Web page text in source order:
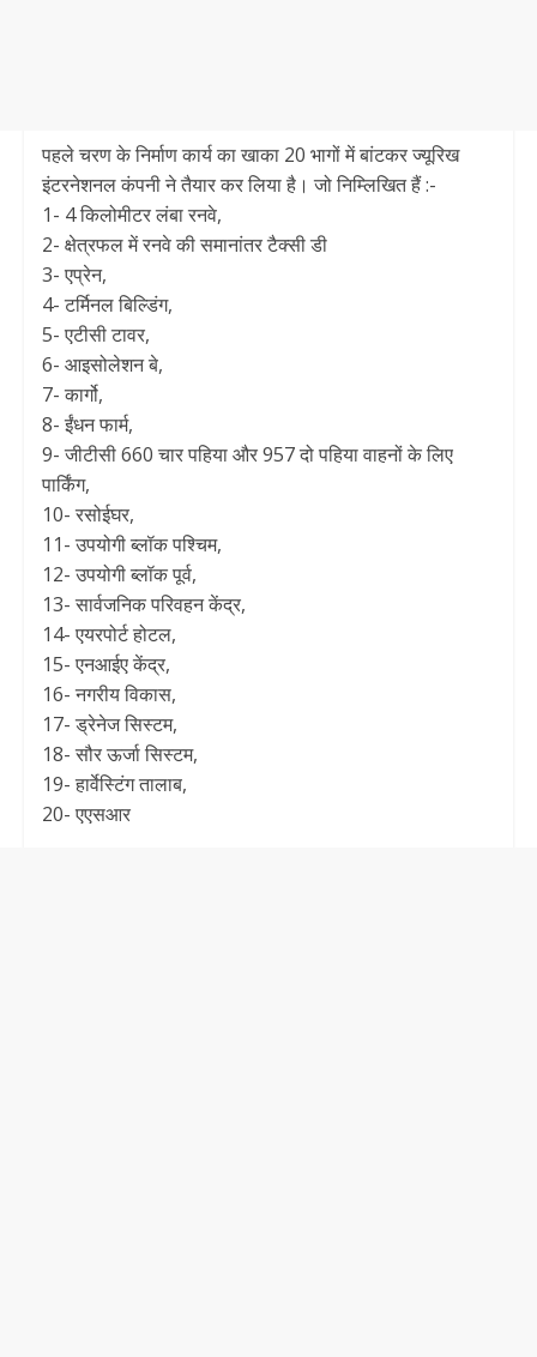
पहले चरण के निर्माण कार्य का खाका 20 भागों में बांटकर ज्यूरिख
इंटरनेशनल कंपनी ने तैयार कर लिया है। जो निम्लिखित हैं :-
1- 4 किलोमीटर लंबा रनवे,
2- क्षेत्रफल में रनवे की समानांतर टैक्सी डी
3- एप्रेन,
4- टर्मिनल बिल्डिंग,
5- एटीसी टावर,
6- आइसोलेशन बे,
7- कार्गो,
8- ईंधन फार्म,
9- जीटीसी 660 चार पहिया और 957 दो पहिया वाहनों के लिए
पार्किंग,
10- रसोईघर,
11- उपयोगी ब्लॉक पश्चिम,
12- उपयोगी ब्लॉक पूर्व,
13- सार्वजनिक परिवहन केंद्र,
14- एयरपोर्ट होटल,
15- एनआईए केंद्र,
16- नगरीय विकास,
17- ड्रेनेज सिस्टम,
18- सौर ऊर्जा सिस्टम,
19- हार्वेस्टिंग तालाब,
20- एएसआर